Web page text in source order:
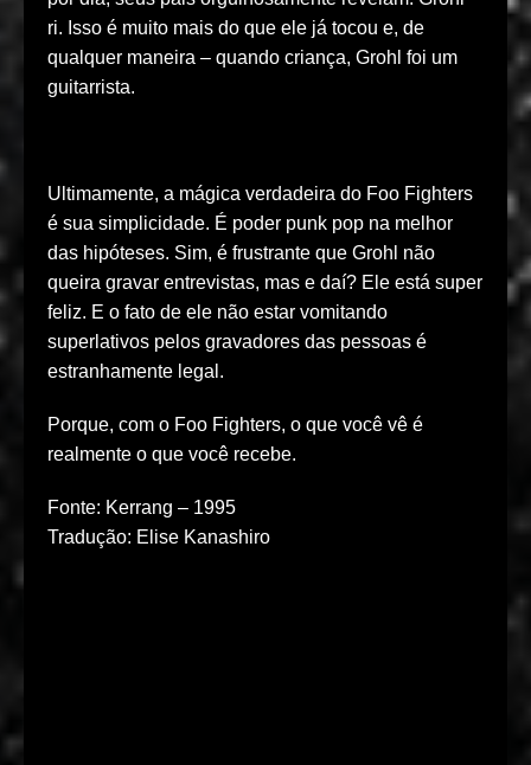
ri. Isso é muito mais do que ele já tocou e, de
qualquer maneira – quando criança, Grohl foi um
guitarrista.
Ultimamente, a mágica verdadeira do Foo Fighters
é sua simplicidade. É poder punk pop na melhor
das hipóteses. Sim, é frustrante que Grohl não
queira gravar entrevistas, mas e daí? Ele está super
feliz. E o fato de ele não estar vomitando
superlativos pelos gravadores das pessoas é
estranhamente legal.
Porque, com o Foo Fighters, o que você vê é
realmente o que você recebe.
Fonte: Kerrang – 1995
Tradução: Elise Kanashiro